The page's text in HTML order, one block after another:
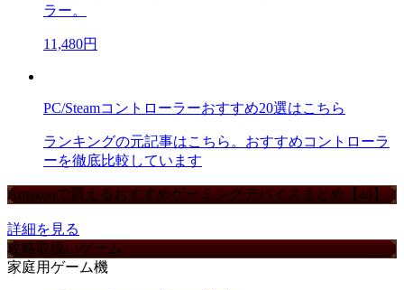
ラー。
11,480円
PC/Steamコントローラーおすすめ20選はこちら
ランキングの元記事はこちら。おすすめコントローラ
ーを徹底比較しています
Amazonで買えるおすすめゲーミングデバイスまとめ【ad】
詳細を見る
攻略取扱いゲーム
家庭用ゲーム機